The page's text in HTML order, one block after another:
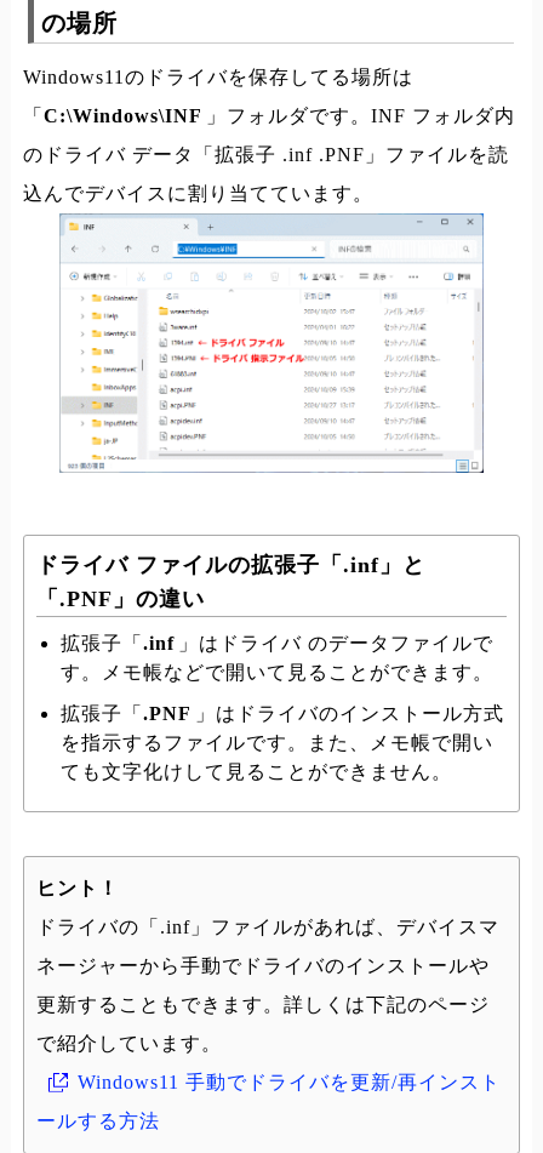
の場所
Windows11のドライバを保存してる場所は
「 C:\Windows\INF 」フォルダです。INF フォルダ内
のドライバ データ「拡張子 .inf .PNF」ファイルを読
込んでデバイスに割り当てています。
ドライバ ファイルの拡張子「.inf」と
「.PNF」の違い
拡張子「 .inf 」はドライバ のデータファイルで
す。メモ帳などで開いて見ることができます。
拡張子「 .PNF 」はドライバのインストール方式
を指示するファイルです。また、メモ帳で開い
ても文字化けして見ることができません。
ヒント！
ドライバの「.inf」ファイルがあれば、デバイスマ
ネージャーから手動でドライバのインストールや
更新することもできます。詳しくは下記のページ
で紹介しています。
Windows11 手動でドライバを更新/再インスト
ールする方法